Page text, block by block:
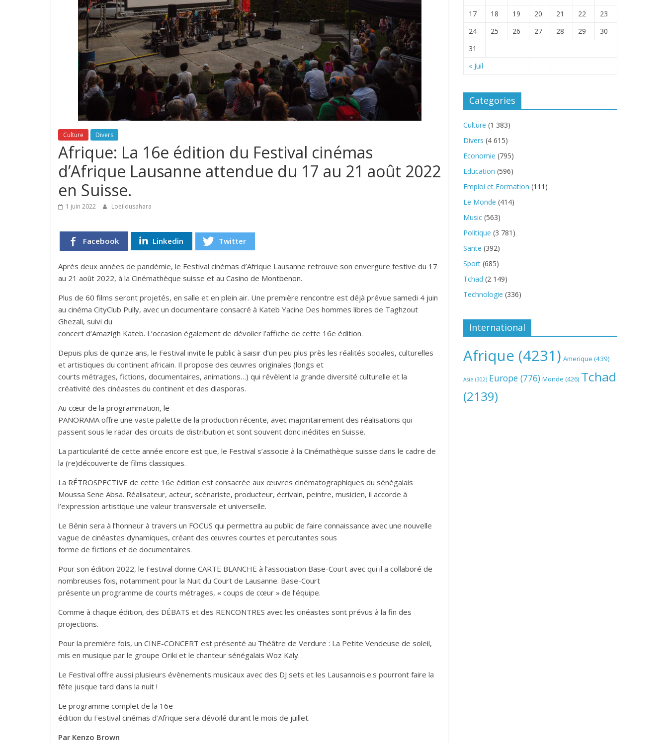
Culture Divers
Afrique: La 16e édition du Festival cinémas
d’Afrique Lausanne attendue du 17 au 21 août 2022
en Suisse.
1 juin 2022 Loeildusahara
Facebook Linkedin Twitter
Après deux années de pandémie, le Festival cinémas d’Afrique Lausanne retrouve son envergure festive du 17
au 21 août 2022, à la Cinémathèque suisse et au Casino de Montbenon.
Plus de 60 films seront projetés, en salle et en plein air. Une première rencontre est déjà prévue samedi 4 juin
au cinéma CityClub Pully, avec un documentaire consacré à Kateb Yacine Des hommes libres de Taghzout
Ghezali, suivi du
concert d’Amazigh Kateb. L’occasion également de dévoiler l’affiche de cette 16e édition.
Depuis plus de quinze ans, le Festival invite le public à saisir d’un peu plus près les réalités sociales, culturelles
et artistiques du continent africain. Il propose des œuvres originales (longs et
courts métrages, fictions, documentaires, animations…) qui révèlent la grande diversité culturelle et la
créativité des cinéastes du continent et des diasporas.
Au cœur de la programmation, le
PANORAMA offre une vaste palette de la production récente, avec majoritairement des réalisations qui
passent sous le radar des circuits de distribution et sont souvent donc inédites en Suisse.
La particularité de cette année encore est que, le Festival s’associe à la Cinémathèque suisse dans le cadre de
la (re)découverte de films classiques.
La RÉTROSPECTIVE de cette 16e édition est consacrée aux œuvres cinématographiques du sénégalais
Moussa Sene Absa. Réalisateur, acteur, scénariste, producteur, écrivain, peintre, musicien, il accorde à
l’expression artistique une valeur transversale et universelle.
Le Bénin sera à l’honneur à travers un FOCUS qui permettra au public de faire connaissance avec une nouvelle
vague de cinéastes dynamiques, créant des œuvres courtes et percutantes sous
forme de fictions et de documentaires.
Pour son édition 2022, le Festival donne CARTE BLANCHE à l’association Base-Court avec qui il a collaboré de
nombreuses fois, notamment pour la Nuit du Court de Lausanne. Base-Court
présente un programme de courts métrages, « coups de cœur » de l’équipe.
Comme à chaque édition, des DÉBATS et des RENCONTRES avec les cinéastes sont prévus à la fin des
projections.
Pour la première fois, un CINE-CONCERT est présenté au Théâtre de Verdure : La Petite Vendeuse de soleil,
mis en musique par le groupe Oriki et le chanteur sénégalais Woz Kaly.
Le Festival offre aussi plusieurs évènements musicaux avec des DJ sets et les Lausannois.e.s pourront faire la
fête jusque tard dans la nuit !
Le programme complet de la 16e
édition du Festival cinémas d’Afrique sera dévoilé durant le mois de juillet.
Par Kenzo Brown
« Juil
17
18 19 20 21 22
23
24
25 26 27 28 29
30
31
Categories
Culture (1 383)
Divers (4 615)
Economie (795)
Education (596)
Emploi et Formation (111)
Le Monde (414)
Music (563)
Politique (3 781)
Sante (392)
Sport (685)
Tchad (2 149)
Technologie (336)
International
Afrique (4231) Amerique (439)
Asie (302) Europe (776) Monde (426) Tchad
(2139)